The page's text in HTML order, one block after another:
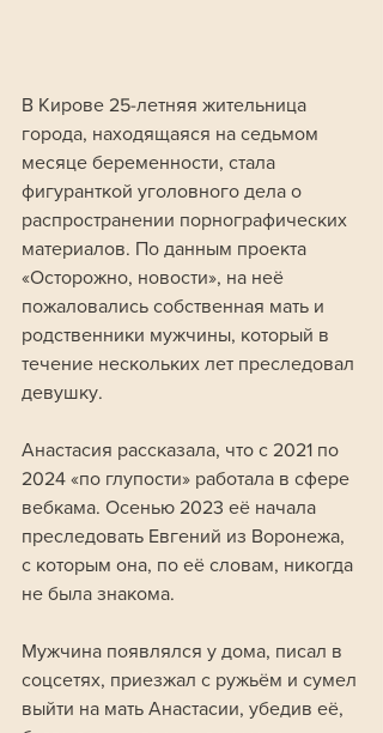
В Кирове 25-летняя жительница
города, находящаяся на седьмом
месяце беременности, стала
фигуранткой уголовного дела о
распространении порнографических
материалов. По данным проекта
«Осторожно, новости», на неё
пожаловались собственная мать и
родственники мужчины, который в
течение нескольких лет преследовал
девушку.
Анастасия рассказала, что с 2021 по
2024 «по глупости» работала в сфере
вебкама. Осенью 2023 её начала
преследовать Евгений из Воронежа,
с которым она, по её словам, никогда
не была знакома.
Мужчина появлялся у дома, писал в
соцсетях, приезжал с ружьём и сумел
выйти на мать Анастасии, убедив её,